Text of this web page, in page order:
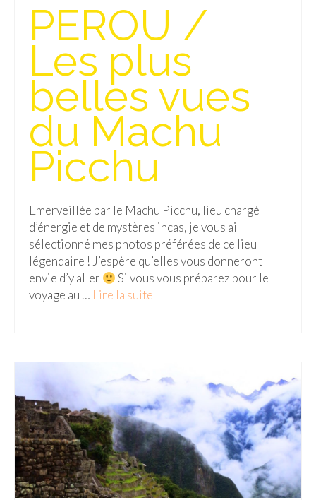
PEROU /
Les plus
belles vues
du Machu
Picchu
Emerveillée par le Machu Picchu, lieu chargé
d’énergie et de mystères incas, je vous ai
sélectionné mes photos préférées de ce lieu
légendaire ! J’espère qu’elles vous donneront
envie d’y aller
Si vous vous préparez pour le
voyage au … Lire la suite­­